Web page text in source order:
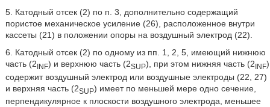
5. Катодный отсек (2) по п. 3, дополнительно содержащий
пористое механическое усиление (26), расположенное внутри
кассеты (21) в положении опоры на воздушный электрод (22).
6. Катодный отсек (2) по одному из пп. 1, 2, 5, имеющий нижнюю
часть (2INF) и верхнюю часть (2SUP), при этом нижняя часть (2INF)
содержит воздушный электрод или воздушные электроды (22, 27)
и верхняя часть (2SUP) имеет по меньшей мере одно сечение,
перпендикулярное к плоскости воздушного электрода, меньшее